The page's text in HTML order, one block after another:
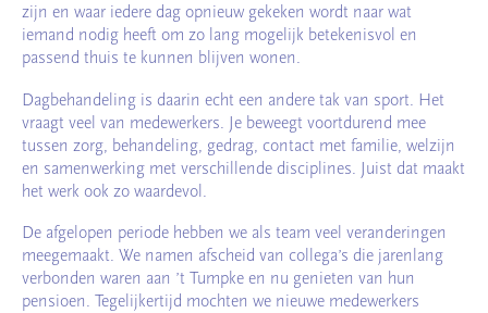
zijn en waar iedere dag opnieuw gekeken wordt naar wat
iemand nodig heeft om zo lang mogelijk betekenisvol en
passend thuis te kunnen blijven wonen.
Dagbehandeling is daarin echt een andere tak van sport. Het
vraagt veel van medewerkers. Je beweegt voortdurend mee
tussen zorg, behandeling, gedrag, contact met familie, welzijn
en samenwerking met verschillende disciplines. Juist dat maakt
het werk ook zo waardevol.
De afgelopen periode hebben we als team veel veranderingen
meegemaakt. We namen afscheid van collega’s die jarenlang
verbonden waren aan ’t Tumpke en nu genieten van hun
pensioen. Tegelijkertijd mochten we nieuwe medewerkers